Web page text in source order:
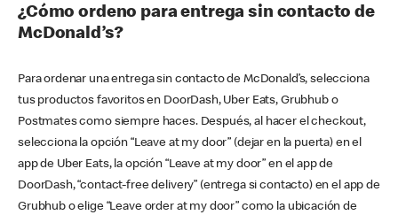
¿Cómo ordeno para entrega sin contacto de
McDonald’s?
Para ordenar una entrega sin contacto de McDonald’s, selecciona
tus productos favoritos en DoorDash, Uber Eats, Grubhub o
Postmates como siempre haces. Después, al hacer el checkout,
selecciona la opción “Leave at my door” (dejar en la puerta) en el
app de Uber Eats, la opción “Leave at my door” en el app de
DoorDash, “contact-free delivery” (entrega si contacto) en el app de
Grubhub o elige “Leave order at my door” como la ubicación de